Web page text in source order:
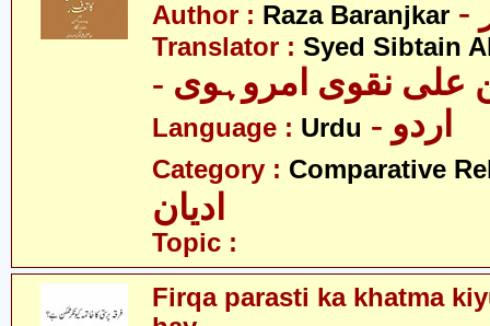
Author : Raza Baranjkar
Translator : Syed Sibtain
علی نقوی امروہوی
Language : Urdu - اردو
Category : Comparative
ادیان
Topic :
Firqa parasti ka khatma